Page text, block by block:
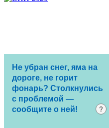
Не убран снег, яма на
дороге, не горит
фонарь? Столкнулись
с проблемой —
сообщите о ней!
?